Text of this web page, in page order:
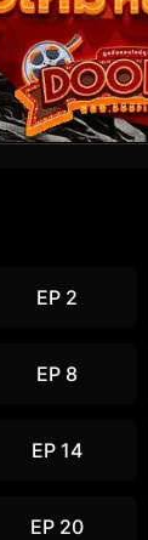
EP 2
EP 8
EP 14
EP 20